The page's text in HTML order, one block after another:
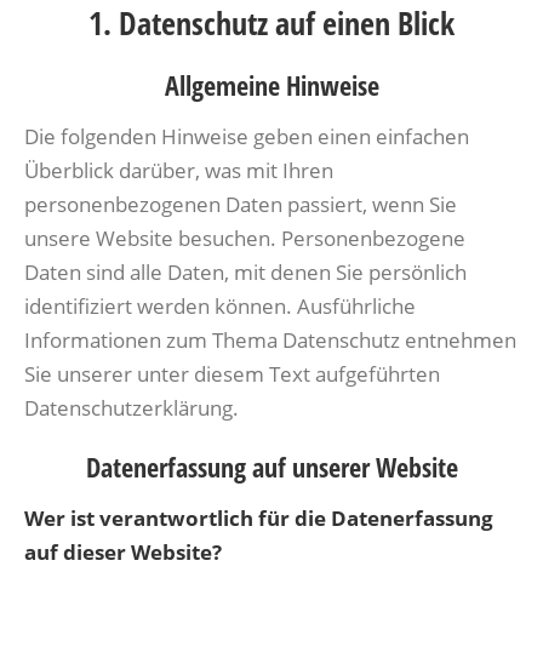
1. Datenschutz auf einen Blick
Allgemeine Hinweise
Die folgenden Hinweise geben einen einfachen
Überblick darüber, was mit Ihren
personenbezogenen Daten passiert, wenn Sie
unsere Website besuchen. Personenbezogene
Daten sind alle Daten, mit denen Sie persönlich
identifiziert werden können. Ausführliche
Informationen zum Thema Datenschutz entnehmen
Sie unserer unter diesem Text aufgeführten
Datenschutzerklärung.
Datenerfassung auf unserer Website
Wer ist verantwortlich für die Datenerfassung
auf dieser Website?